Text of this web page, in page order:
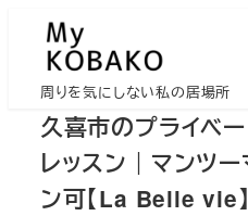
周りを気にしない私の居場所
久喜市のプライベ
レッスン｜マンツー
ン可【La Belle vie】